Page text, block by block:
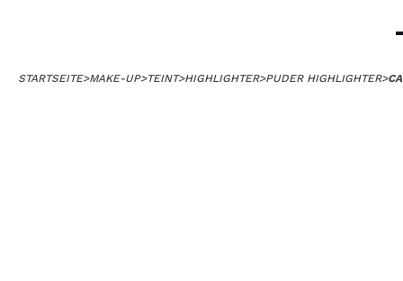
STARTSEITE>MAKE-UP>TEINT>HIGHLIGHTER>PUDER HIGHLIGHTER>